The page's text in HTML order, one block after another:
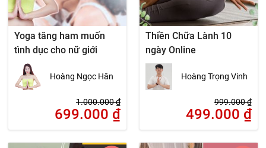
Yoga tăng ham muốn
tình dục cho nữ giới
Hoàng Ngọc Hân
1.000.000₫
699.000 ₫
Thiền Chữa Lành 10
ngày Online
Hoàng Trọng Vinh
999.000₫
499.000 ₫